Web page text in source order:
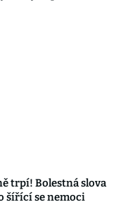
trpí! Bolestná slova
šířící se nemoci